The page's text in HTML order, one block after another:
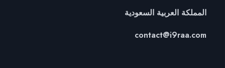
المملكة العربية السعودية
contact@i9raa.com